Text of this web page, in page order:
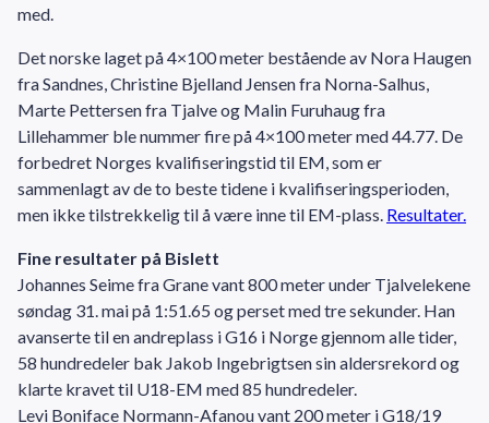
med.
Det norske laget på 4×100 meter bestående av Nora Haugen
fra Sandnes, Christine Bjelland Jensen fra Norna-Salhus,
Marte Pettersen fra Tjalve og Malin Furuhaug fra
Lillehammer ble nummer fire på 4×100 meter med 44.77. De
forbedret Norges kvalifiseringstid til EM, som er
sammenlagt av de to beste tidene i kvalifiseringsperioden,
men ikke tilstrekkelig til å være inne til EM-plass. Resultater.
Fine resultater på Bislett
Johannes Seime fra Grane vant 800 meter under Tjalvelekene
søndag 31. mai på 1:51.65 og perset med tre sekunder. Han
avanserte til en andreplass i G16 i Norge gjennom alle tider,
58 hundredeler bak Jakob Ingebrigtsen sin aldersrekord og
klarte kravet til U18-EM med 85 hundredeler.
Levi Boniface Normann-Afanou vant 200 meter i G18/19